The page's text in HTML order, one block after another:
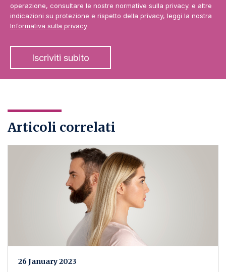
operazione, consultare le nostre normative sulla privacy. e altre
indicazioni su protezione e rispetto della privacy, leggi la nostra
Informativa sulla privacy
Articoli correlati
26 January 2023